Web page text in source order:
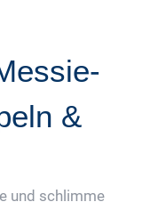
&
und schlimme